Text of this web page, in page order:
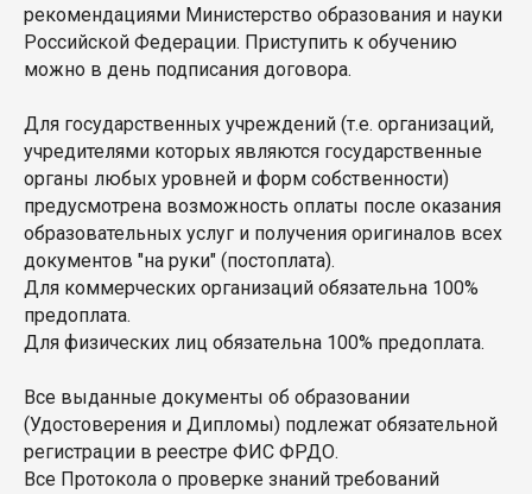
рекомендациями Министерство образования и науки
Российской Федерации. Приступить к обучению
можно в день подписания договора.
Для государственных учреждений (т.е. организаций,
учредителями которых являются государственные
органы любых уровней и форм собственности)
предусмотрена возможность оплаты после оказания
образовательных услуг и получения оригиналов всех
документов "на руки" (постоплата).
Для коммерческих организаций обязательна 100%
предоплата.
Для физических лиц обязательна 100% предоплата.
Все выданные документы об образовании
(Удостоверения и Дипломы) подлежат обязательной
регистрации в реестре ФИС ФРДО.
Все Протокола о проверке знаний требований